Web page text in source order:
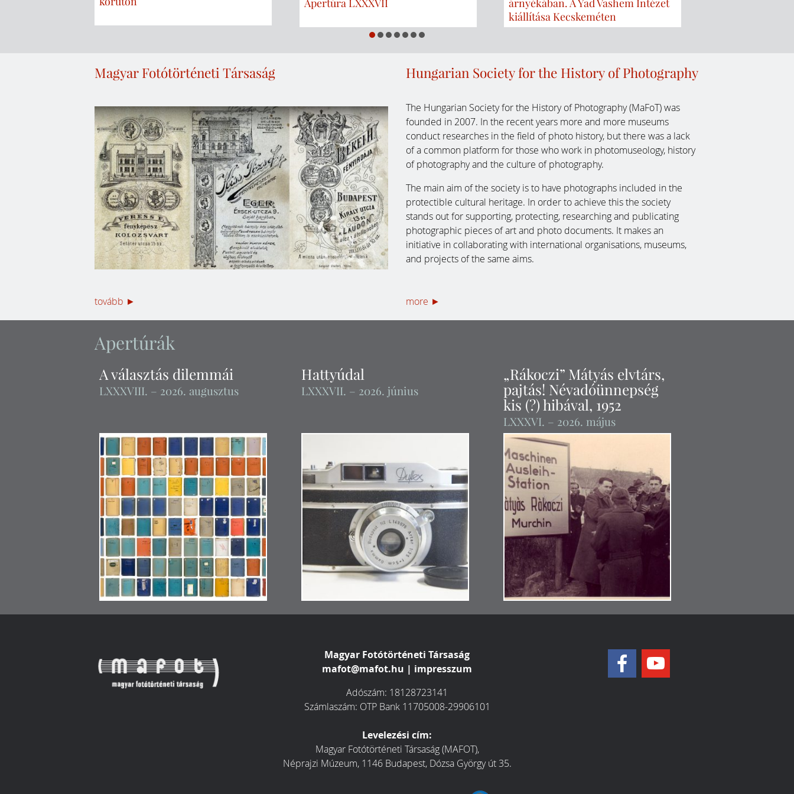
Apertúra LXXXVII
árnyékában. A Yad Vashem Intézet
kiállítása Kecskeméten
Magyar Fotótörténeti Társaság
tovább ►
Hungarian Society for the History of Photography
The Hungarian Society for the History of Photography (MaFoT) was
founded in 2007. In the recent years more and more museums
conduct researches in the field of photo history, but there was a lack
of a common platform for those who work in photomuseology, history
of photography and the culture of photography.
The main aim of the society is to have photographs included in the
protectible cultural heritage. In order to achieve this the society
stands out for supporting, protecting, researching and publicating
photographic pieces of art and photo documents. It makes an
initiative in collaborating with international organisations, museums,
and projects of the same aims.
more ►
Apertúrák
A választás dilemmái
LXXXVIII. – 2026. augusztus
Hattyúdal
LXXXVII. – 2026. június
„Rákoczi” Mátyás elvtárs,
pajtás! Névadóünnepség
kis (?) hibával, 1952
LXXXVI. – 2026. május
Magyar Fotótörténeti Társaság
mafot@mafot.hu | impresszum
Adószám: 18128723141
Számlaszám: OTP Bank 11705008-29906101
Levelezési cím:
Magyar Fotótörténeti Társaság (MAFOT),
Néprajzi Múzeum, 1146 Budapest, Dózsa György út 35.